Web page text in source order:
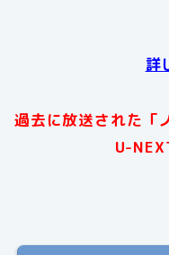
詳
過去に放送された「
U-